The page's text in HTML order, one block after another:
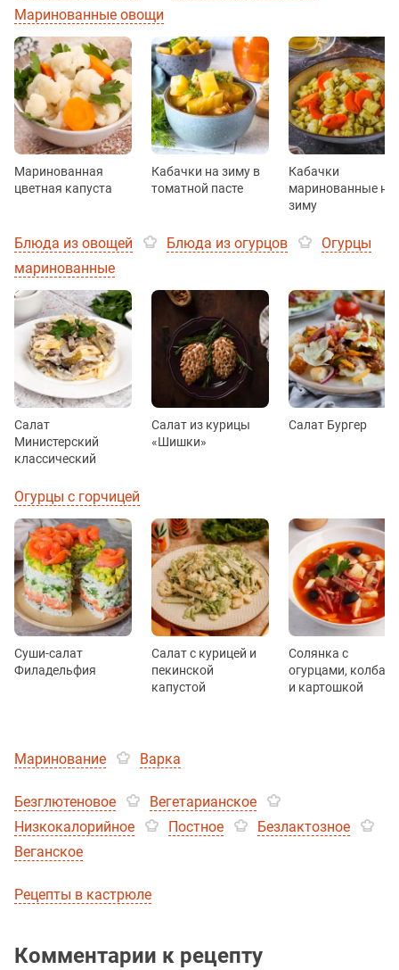
Маринованные овощи
Маринованная
цветная капуста
Кабачки на зиму в
томатной пасте
Кабачки
маринованные на
зиму
Блюда из овощей Блюда из огурцов
Огурцы
маринованные
Салат
Министерский
классический
Салат из курицы
«Шишки»
Салат Бургер
Огурцы с горчицей
Суши-салат
Филадельфия
Салат с курицей и
пекинской
капустой
Солянка с
огурцами,
и картошкой
Маринование Варка
Безглютеновое
Вегетарианское
Низкокалорийное
Постное
Безлактозное
Веганское
Рецепты в кастрюле
Комментарии к рецепту